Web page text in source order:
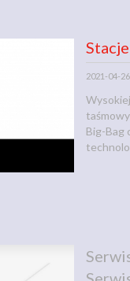
2021-04-26
Big-Bag